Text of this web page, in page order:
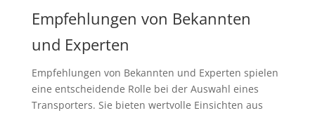
Empfehlungen von Bekannten
und Experten
Empfehlungen von Bekannten und Experten spielen
eine entscheidende Rolle bei der Auswahl eines
Transporters. Sie bieten wertvolle Einsichten aus